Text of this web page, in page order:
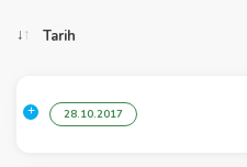
Tarih
28.10.2017